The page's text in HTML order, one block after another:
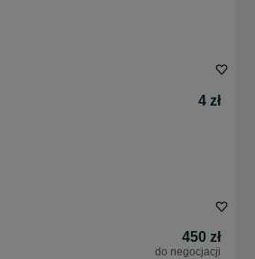
4 zł
450 zł
do negocjacji